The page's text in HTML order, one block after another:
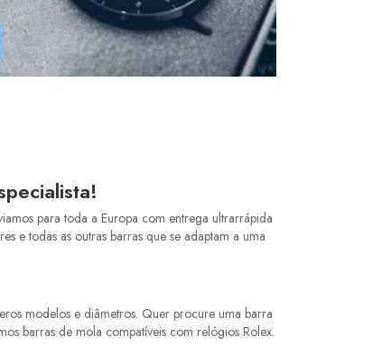
para toda a Europa com entrega ultrarrápida
e todas as outras barras que se adaptam a uma
modelos e diâmetros. Quer procure uma barra
barras de mola compatíveis com relógios Rolex.